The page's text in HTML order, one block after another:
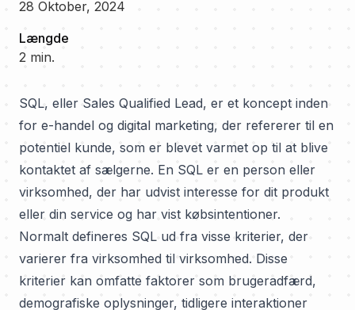
28 Oktober, 2024
Længde
2 min.
SQL, eller Sales Qualified Lead, er et koncept inden
for e-handel og digital marketing, der refererer til en
potentiel kunde, som er blevet varmet op til at blive
kontaktet af sælgerne. En SQL er en person eller
virksomhed, der har udvist interesse for dit produkt
eller din service og har vist købsintentioner.
Normalt defineres SQL ud fra visse kriterier, der
varierer fra virksomhed til virksomhed. Disse
kriterier kan omfatte faktorer som brugeradfærd,
demografiske oplysninger, tidligere interaktioner